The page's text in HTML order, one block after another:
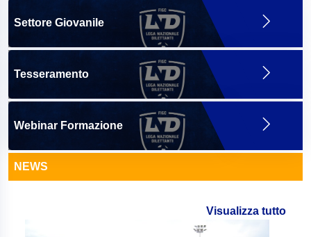
Settore Giovanile
Tesseramento
Webinar Formazione
NEWS
Visualizza tutto